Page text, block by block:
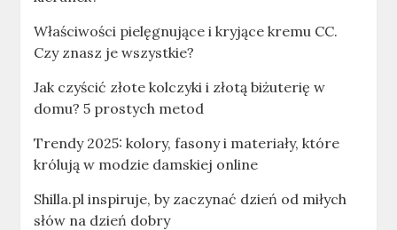
Właściwości pielęgnujące i kryjące kremu CC.
Czy znasz je wszystkie?
Jak czyścić złote kolczyki i złotą biżuterię w
domu? 5 prostych metod
Trendy 2025: kolory, fasony i materiały, które
królują w modzie damskiej online
Shilla.pl inspiruje, by zaczynać dzień od miłych
słów na dzień dobry